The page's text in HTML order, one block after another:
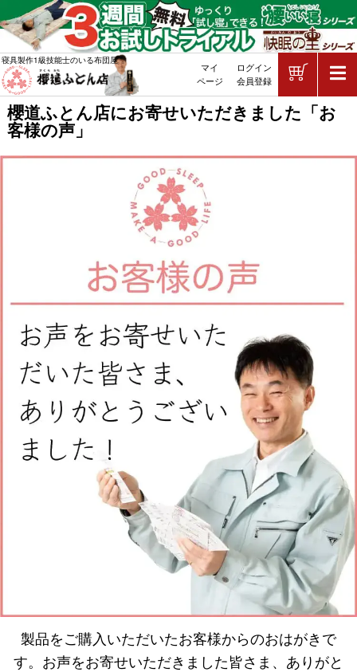
櫻道ふとん店にお寄せいただきました「お
客様の声」
敷布団・掛け布団・羽毛布団・マ
寝具製作1級技能士のいる布団屋
マイ
ページ
ログイン
会員登録
製品をご購入いただいたお客様からのおはがきで
す。お声をお寄せいただきました皆さま、ありがと